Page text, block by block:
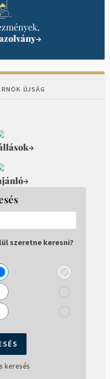
→
ÚJSÁG
→
→
gépelni...
szeretne keresni?
keresés